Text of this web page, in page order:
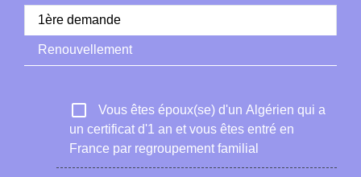
1ère demande
Renouvellement
check_box_outline_blank
Vous êtes époux(se) d'un Algérien qui a
un certificat d'1 an et vous êtes entré en
France par regroupement familial